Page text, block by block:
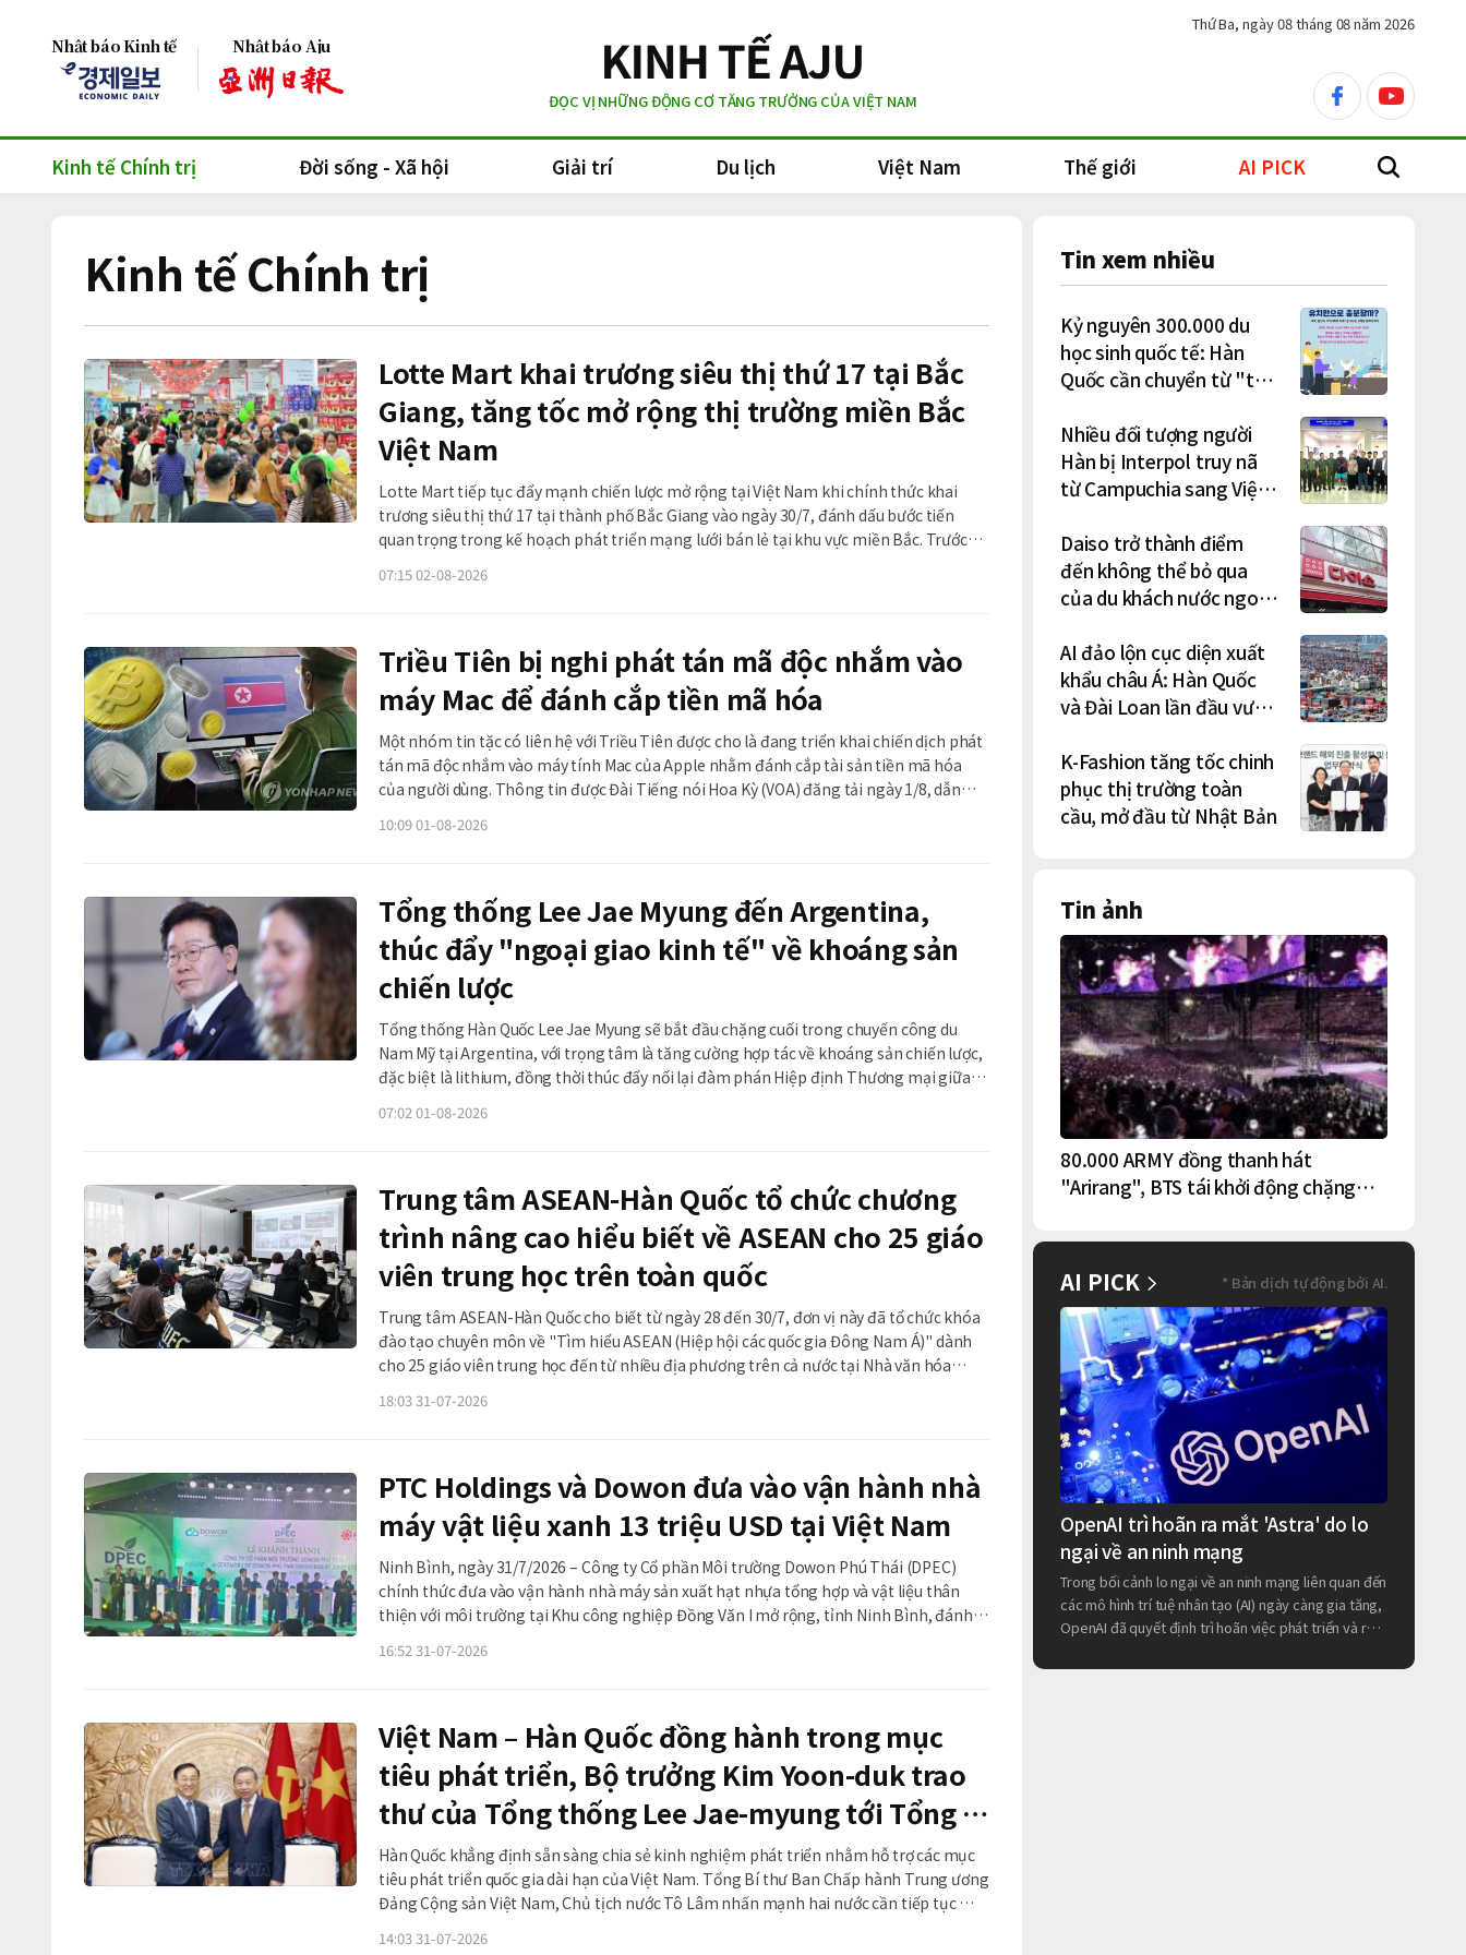
Nhật báo Kinh tế Nhật báo Aju
ĐỌC VỊ NHỮNG ĐỘNG CƠ TĂNG TRƯỞNG CỦA VIỆT NAM
facebookyoutube
Thứ Ba, ngày 08 tháng 08 năm 2026
Kinh tế Chính trị Đời sống - Xã hội Giải trí Du lịch Việt Nam Thế giới AI PICK search
Kinh tế Chính trị
Lotte Mart khai trương siêu thị thứ 17 tại Bắc
Giang, tăng tốc mở rộng thị trường miền Bắc
Việt Nam
Lotte Mart tiếp tục đẩy mạnh chiến lược mở rộng tại Việt Nam khi chính thức khai
trương siêu thị thứ 17 tại thành phố Bắc Giang vào ngày 30/7, đánh dấu bước tiến
quan trọng trong kế hoạch phát triển mạng lưới bán lẻ tại khu vực miền Bắc. Trước
TP. Hồ Chí Minh. Sau khi đưa vào hoạt động hai siê
07:15 02-08-2026
Triều Tiên bị nghi phát tán mã độc nhắm vào
máy Mac để đánh cắp tiền mã hóa
Một nhóm tin tặc có liên hệ với Triều Tiên được cho là đang triển khai chiến dịch phát
tán mã độc nhắm vào máy tính Mac của Apple nhằm đánh cắp tài sản tiền mã hóa
của người dùng. Thông tin được Đài Tiếng nói Hoa Kỳ (VOA) đăng tải ngày 1/8, dẫn
10:09 01-08-2026
Tổng thống Lee Jae Myung đến Argentina,
thúc đẩy "ngoại giao kinh tế" về khoáng sản
chiến lược
Tổng thống Hàn Quốc Lee Jae Myung sẽ bắt đầu chặng cuối trong chuyến công du
Nam Mỹ tại Argentina, với trọng tâm là tăng cường hợp tác về khoáng sản chiến lược,
đặc biệt là lithium, đồng thời thúc đẩy nối lại đàm phán Hiệp định Thương mại giữa
phương đầu tiên của một Tổng thống Hàn Quốc tới Argent
07:02 01-08-2026
Trung tâm ASEAN-Hàn Quốc tổ chức chương
trình nâng cao hiểu biết về ASEAN cho 25 giáo
viên trung học trên toàn quốc
Trung tâm ASEAN-Hàn Quốc cho biết từ ngày 28 đến 30/7, đơn vị này đã tổ chức khóa
đào tạo chuyên môn về "Tìm hiểu ASEAN (Hiệp hội các quốc gia Đông Nam Á)" dành
cho 25 giáo viên trung học đến từ nhiều địa phương trên cả nước tại Nhà văn hóa
vi&ec
18:03 31-07-2026
PTC Holdings và Dowon đưa vào vận hành nhà
máy vật liệu xanh 13 triệu USD tại Việt Nam
Ninh Bình, ngày 31/7/2026 – Công ty Cổ phần Môi trường Dowon Phú Thái (DPEC)
chính thức đưa vào vận hành nhà máy sản xuất hạt nhựa tổng hợp và vật liệu thân
thiện với môi trường tại Khu công nghiệp Đồng Văn I mở rộng, tỉnh Ninh Bình, đánh
Sự kiện
16:52 31-07-2026
Việt Nam – Hàn Quốc đồng hành trong mục
tiêu phát triển, Bộ trưởng Kim Yoon-duk trao
thư của Tổng thống Lee Jae-myung tới Tổng Bí
thư Tô Lâm
Hàn Quốc khẳng định sẵn sàng chia sẻ kinh nghiệm phát triển nhằm hỗ trợ các mục
tiêu phát triển quốc gia dài hạn của Việt Nam. Tổng Bí thư Ban Chấp hành Trung ương
Đảng Cộng sản Việt Nam, Chủ tịch nước Tô Lâm nhấn mạnh hai nước cần tiếp tục mở
dựa trên nền tảng quan hệ Đối tác chiến lượ
14:03 31-07-2026
Tin xem nhiều
Kỷ nguyên 300.000 du
học sinh quốc tế: Hàn
Quốc cần chuyển từ "thu
việc làm – định cư"
Nhiều đối tượng người
Hàn bị Interpol truy nã
từ Campuchia sang Việt
Daiso trở thành điểm
đến không thể bỏ qua
của du khách nước ngoài
AI đảo lộn cục diện xuất
khẩu châu Á: Hàn Quốc
và Đài Loan lần đầu vượt
K-Fashion tăng tốc chinh
phục thị trường toàn
cầu, mở đầu từ Nhật Bản
Tin ảnh
80.000 ARMY đồng thanh hát
"Arirang", BTS tái khởi động chặng
Jersey
AI PICK * Bản dịch tự động bởi AI.
OpenAI trì hoãn ra mắt 'Astra' do lo
ngại về an ninh mạng
Trong bối cảnh lo ngại về an ninh mạng liên quan đến
các mô hình trí tuệ nhân tạo (AI) ngày càng gia tăng,
OpenAI đã quyết định trì hoãn việc phát triển và ra
OpenAI cho biết vào ngày 7 tháng 8 (giờ địa